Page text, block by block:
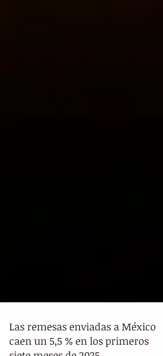
Las remesas enviadas a México